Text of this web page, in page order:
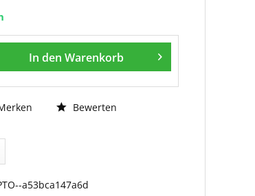
In den Warenkorb
Bewerten
a53bca147a6d